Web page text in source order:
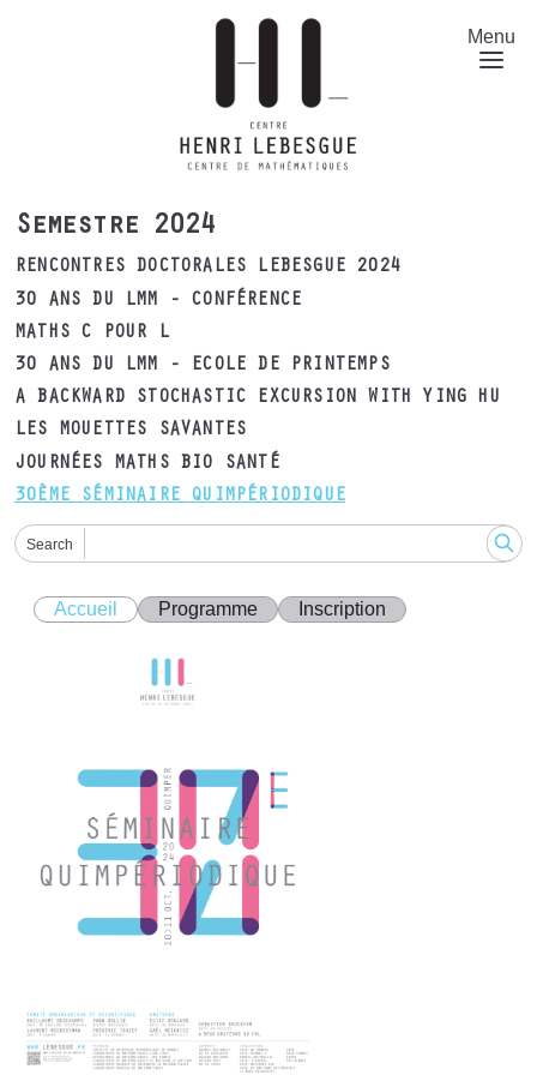
Menu
Semestre 2024
RENCONTRES DOCTORALES LEBESGUE 2024
30 ANS DU LMM - CONFÉRENCE
MATHS C POUR L
30 ANS DU LMM - ECOLE DE PRINTEMPS
A BACKWARD STOCHASTIC EXCURSION WITH YING HU
LES MOUETTES SAVANTES
JOURNÉES MATHS BIO SANTÉ
30ÈME SÉMINAIRE QUIMPÉRIODIQUE
Search
Accueil Programme Inscription